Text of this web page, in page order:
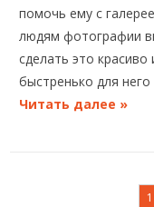
помочь ему с
людям фотографии
сделать это
быстренько для
Читать далее »
1